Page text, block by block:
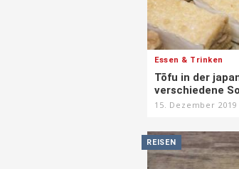
Essen & Trinken
Tōfu in der
verschiedene
15. Dezember 2019
REISEN